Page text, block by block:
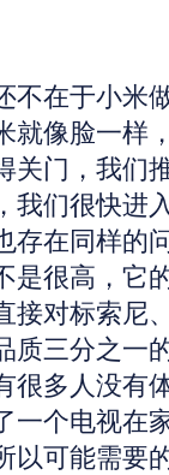
在于小米
就像脸一样
关门，我们
我们很快进
存在同样的
是很高，它
接对标索尼
质三分之一
很多人没有
一个电视在
以可能需要